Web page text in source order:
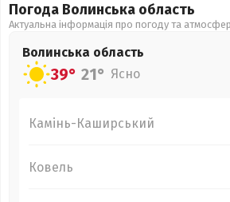
Погода Волинська область
Актуальна інформація про погоду та
Волинська область
39° 21° Ясно
Камінь-Каширський
Ковель